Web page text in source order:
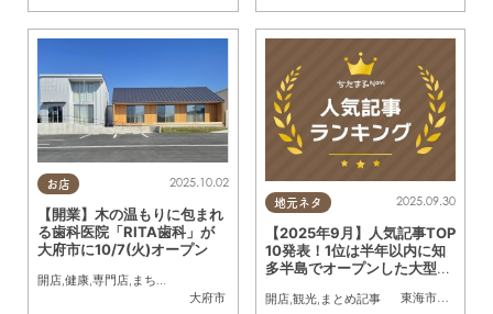
お店
大府市
2025.10.02
【開業】木の温もりに包まれ
る歯科医院「RITA歯科」が
大府市に10/7(火)オープン
開店,健康,専門店, まちネタ バーガー
地元ネタ
東海市
,大府市
2025.09.30
【2025年9月】人気記事TOP
10発表！1位は半年以内に知
多半島でオープンした大型施
開店,観光, まとめ記事